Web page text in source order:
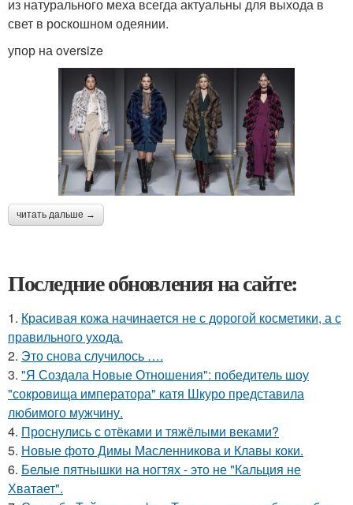
из натурального меха всегда актуальны для выхода в
свет в роскошном одеянии.
упор на oversize
читать дальше →
Последние обновления на сайте:
1. Красивая кожа начинается не с дорогой косметики, а с
правильного ухода.
2. Это снова случилось ….
3. "Я Создала Новые Отношения": победитель шоу
"сокровища императора" катя Шкуро представила
любимого мужчину.
4. Проснулись с отёками и тяжёлыми веками?
5. Новые фото Димы Масленникова и Клавы коки.
6. Белые пятнышки на ногтях - это не "Кальция не
Хватает".